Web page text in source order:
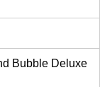
Bubble Deluxe